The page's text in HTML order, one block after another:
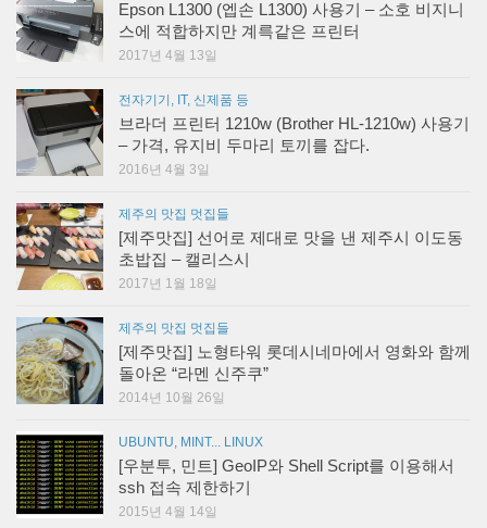
Epson L1300 (엡손 L1300) 사용기 – 소호 비지니
스에 적합하지만 계륵같은 프린터
2017년 4월 13일
전자기기, IT, 신제품 등
브라더 프린터 1210w (Brother HL-1210w) 사용기
– 가격, 유지비 두마리 토끼를 잡다.
2016년 4월 3일
제주의 맛집 멋집들
[제주맛집] 선어로 제대로 맛을 낸 제주시 이도동
초밥집 – 캘리스시
2017년 1월 18일
제주의 맛집 멋집들
[제주맛집] 노형타워 롯데시네마에서 영화와 함께
돌아온 “라멘 신주쿠”
2014년 10월 26일
UBUNTU, MINT... LINUX
[우분투, 민트] GeoIP와 Shell Script를 이용해서
ssh 접속 제한하기
2015년 4월 14일